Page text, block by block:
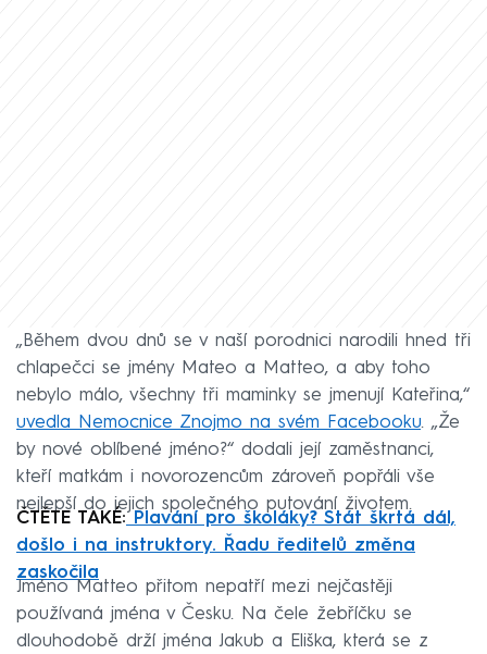
„Během dvou dnů se v naší porodnici narodili hned tři
chlapečci se jmény Mateo a Matteo, a aby toho
nebylo málo, všechny tři maminky se jmenují Kateřina,“
uvedla Nemocnice Znojmo na svém Facebooku. „Že
by nové oblíbené jméno?“ dodali její zaměstnanci,
kteří matkám i novorozencům zároveň popřáli vše
nejlepší do jejich společného putování životem.
ČTĚTE TAKÉ:Plavání pro školáky? Stát škrtá dál,
došlo i na instruktory. Řadu ředitelů změna
zaskočila
Jméno Matteo přitom nepatří mezi nejčastěji
používaná jména v Česku. Na čele žebříčku se
dlouhodobě drží jména Jakub a Eliška, která se z